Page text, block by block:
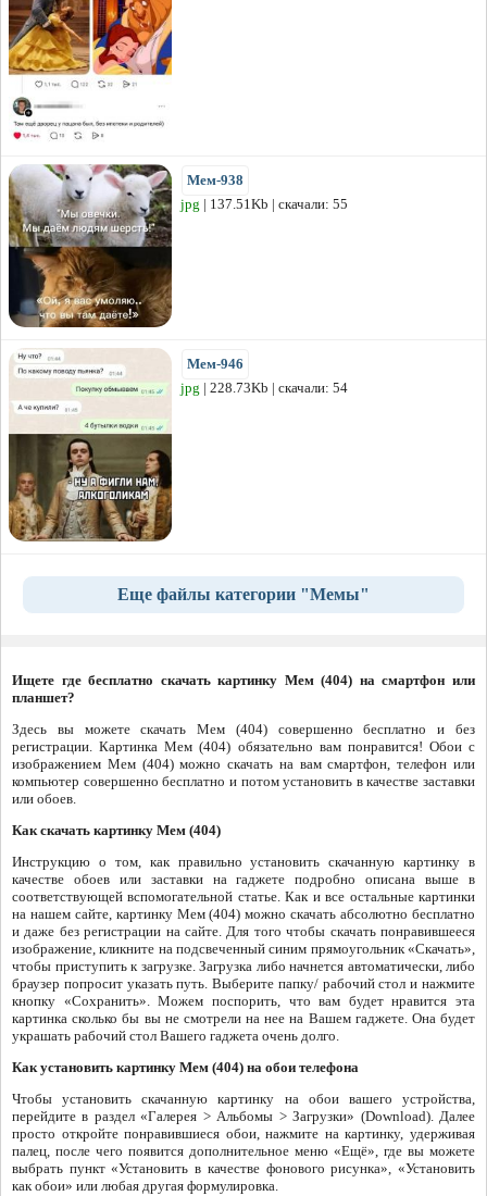
Мем-938
jpg | 137.51Kb | скачали: 55
Мем-946
jpg | 228.73Kb | скачали: 54
Еще файлы категории "Мемы"
Ищете где бесплатно скачать картинку Мем (404) на смартфон или
планшет?
Здесь вы можете скачать Мем (404) совершенно бесплатно и без
регистрации. Картинка Мем (404) обязательно вам понравится! Обои с
изображением Мем (404) можно скачать на вам смартфон, телефон или
компьютер совершенно бесплатно и потом установить в качестве заставки
или обоев.
Как скачать картинку Мем (404)
Инструкцию о том, как правильно установить скачанную картинку в
качестве обоев или заставки на гаджете подробно описана выше в
соответствующей вспомогательной статье. Как и все остальные картинки
на нашем сайте, картинку Мем (404) можно скачать абсолютно бесплатно
и даже без регистрации на сайте. Для того чтобы скачать понравившееся
изображение, кликните на подсвеченный синим прямоугольник «Скачать»,
чтобы приступить к загрузке. Загрузка либо начнется автоматически, либо
браузер попросит указать путь. Выберите папку/ рабочий стол и нажмите
кнопку «Сохранить». Можем поспорить, что вам будет нравится эта
картинка сколько бы вы не смотрели на нее на Вашем гаджете. Она будет
украшать рабочий стол Вашего гаджета очень долго.
Как установить картинку Мем (404) на обои телефона
Чтобы установить скачанную картинку на обои вашего устройства,
перейдите в раздел «Галерея > Альбомы > Загрузки» (Download). Далее
просто откройте понравившиеся обои, нажмите на картинку, удерживая
палец, после чего появится дополнительное меню «Ещё», где вы можете
выбрать пункт «Установить в качестве фонового рисунка», «Установить
как обои» или любая другая формулировка.